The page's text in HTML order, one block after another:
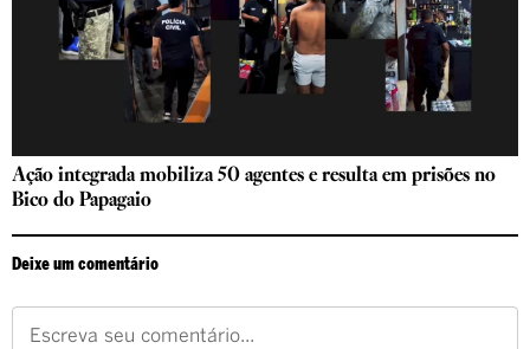
Ação integrada mobiliza 50 agentes e resulta em prisões no
Bico do Papagaio
Deixe um comentário